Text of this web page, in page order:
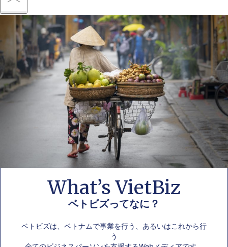
What’s VietBiz
ベトビズってなに？
ベトビズは、ベトナムで事業を行う、あるいはこれから行
う